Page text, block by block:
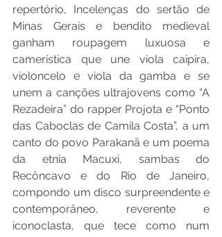
repertório, Incelenças do sertão de
Minas Gerais e bendito medieval
ganham roupagem luxuosa e
camerística que une viola caipira,
violoncelo e viola da gamba e se
unem a canções ultrajovens como “A
Rezadeira” do rapper Projota e “Ponto
das Caboclas de Camila Costa”, a um
canto do povo Parakanã e um poema
da etnia Macuxi, sambas do
Recôncavo e do Rio de Janeiro,
compondo um disco surpreendente e
contemporâneo, reverente e
iconoclasta, que tece como num